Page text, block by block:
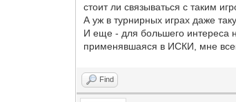
стоит ли связываться с таким
А уж в турнирных играх даже
И еще - для большего интереса
применявшаяся в ИСКИ, мне
Find